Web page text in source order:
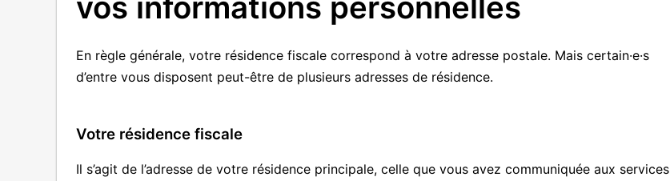
En règle générale, votre résidence fiscale correspond à votre adresse postale. Mais certain·e·s
d’entre vous disposent peut-être de plusieurs adresses de résidence.
Votre résidence fiscale
Il s’agit de l’adresse de votre résidence principale, celle que vous avez communiquée aux services